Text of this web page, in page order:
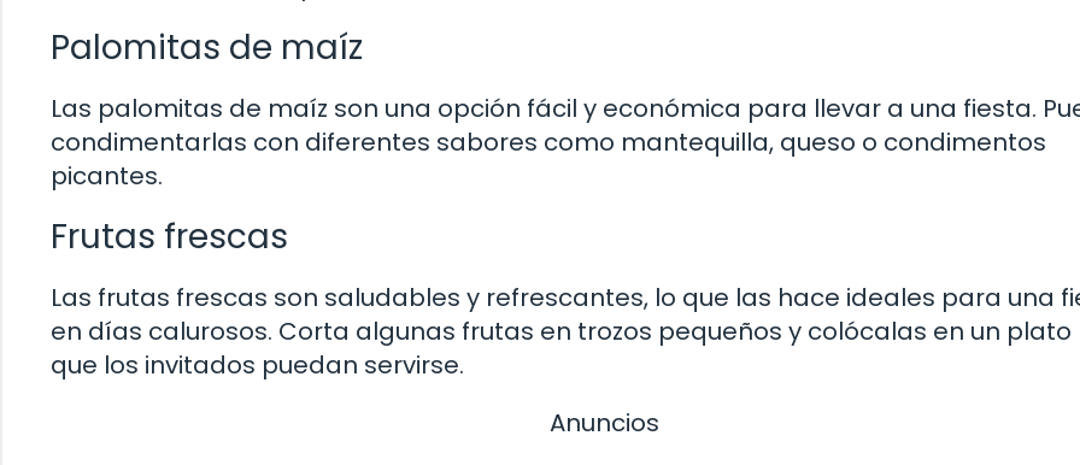
Palomitas de maíz
Las palomitas de maíz son una opción fácil y económica para llevar a una fiesta.
condimentarlas con diferentes sabores como mantequilla, queso o condimentos
picantes.
Frutas frescas
Las frutas frescas son saludables y refrescantes, lo que las hace ideales para una
en días calurosos. Corta algunas frutas en trozos pequeños y colócalas en un plato
que los invitados puedan servirse.
Anuncios